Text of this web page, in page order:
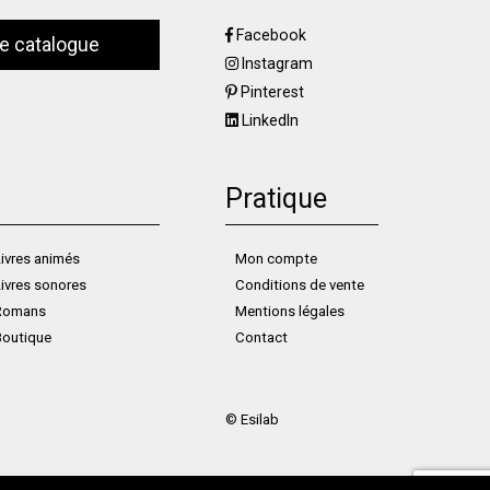
catalogue
Facebook
Instagram
Pinterest
LinkedIn
animés
sonores
Pratique
Mon compte
Conditions de vente
Mentions légales
Contact
© Esilab